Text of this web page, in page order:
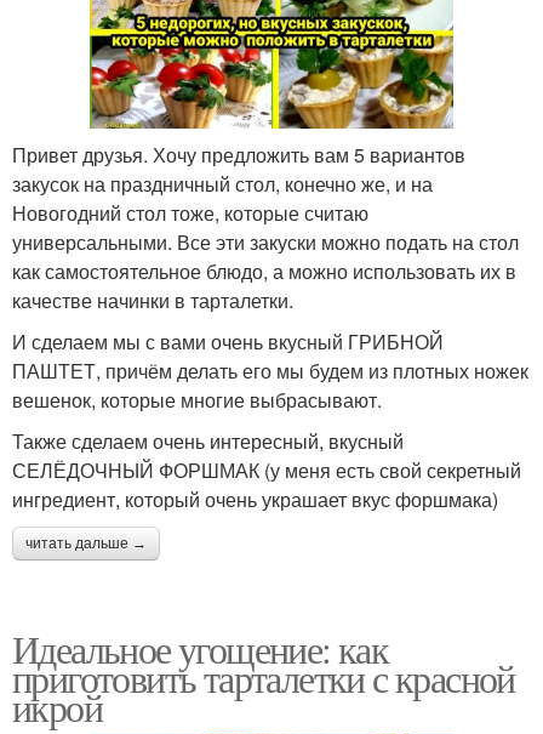
Привет друзья. Хочу предложить вам 5 вариантов
закусок на праздничный стол, конечно же, и на
Новогодний стол тоже, которые считаю
универсальными. Все эти закуски можно подать на стол
как самостоятельное блюдо, а можно использовать их в
качестве начинки в тарталетки.
И сделаем мы с вами очень вкусный ГРИБНОЙ
ПАШТЕТ, причём делать его мы будем из плотных ножек
вешенок, которые многие выбрасывают.
Также сделаем очень интересный, вкусный
СЕЛЁДОЧНЫЙ ФОРШМАК (у меня есть свой секретный
ингредиент, который очень украшает вкус форшмака)
читать дальше →
Идеальное угощение: как
приготовить тарталетки с красной
икрой